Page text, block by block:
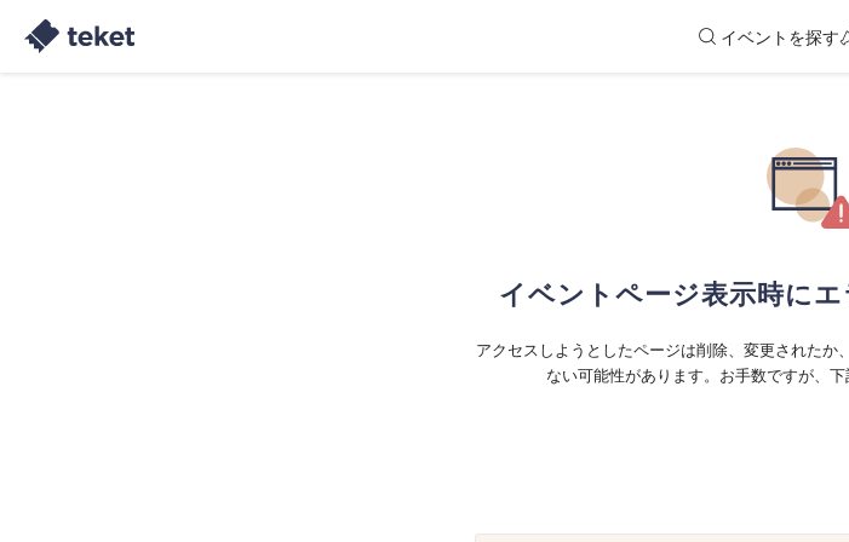
イベントを探す
イベントページ表示時にエ
アクセスしようとしたページは削除、変更されたか
ない可能性があります。お手数ですが、下